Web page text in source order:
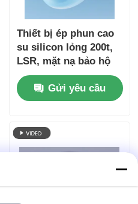
Thiết bị ép phun cao
su silicon lỏng 200t,
LSR, mặt nạ bảo hộ
Gửi yêu cầu